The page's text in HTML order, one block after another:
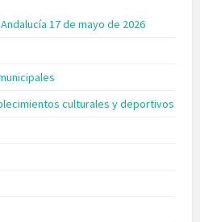
17 de mayo de 2026
culturales y deportivos